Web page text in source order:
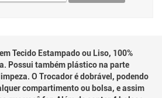
Tecido Estampado ou Liso, 100%
Possui também plástico na parte
O Trocador é dobrável, podendo
compartimento ou bolsa, e assim